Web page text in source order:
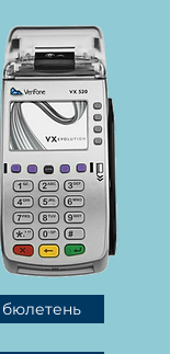
бюлетень